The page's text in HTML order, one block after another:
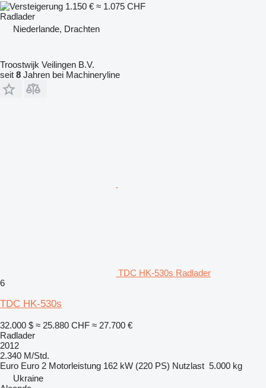
1.150 € ≈ 1.075 CHF
Radlader
Niederlande, Drachten
Troostwijk Veilingen B.V.
seit 8 Jahren bei Machineryline
TDC HK-530s Radlader
6
TDC HK-530s
32.000 $ ≈ 25.880 CHF ≈ 27.700 €
Radlader
2012
2.340 M/Std.
Euro Euro 2 Motorleistung 162 kW (220 PS) Nutzlast 5.000 kg
Ukraine